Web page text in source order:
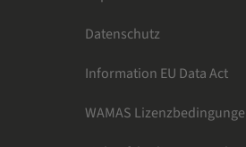
Datenschutz
Information EU Data Act
WAMAS